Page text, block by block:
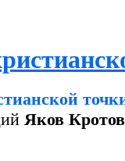
Яков Кротов